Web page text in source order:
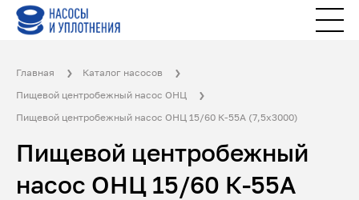
Главная
Каталог насосов
Пищевой центробежный насос ОНЦ
Пищевой центробежный насос ОНЦ 15/60 К-55А (7,5х3000)
Пищевой центробежный
насос ОНЦ 15/60 К-55А